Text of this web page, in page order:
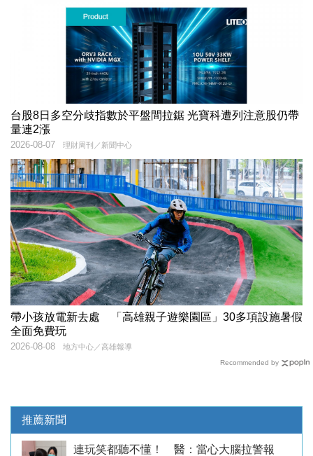
台股8日多空分歧指數於平盤間拉鋸 光寶科遭列注意股仍帶
量連2漲
理財周刊／新聞中心
2026-08-07
帶小孩放電新去處 「高雄親子遊樂園區」30多項設施暑假
全面免費玩
地方中心／高雄報導
2026-08-08
Recommended by
推薦新聞
連玩笑都聽不懂！ 醫：當心大腦拉警報